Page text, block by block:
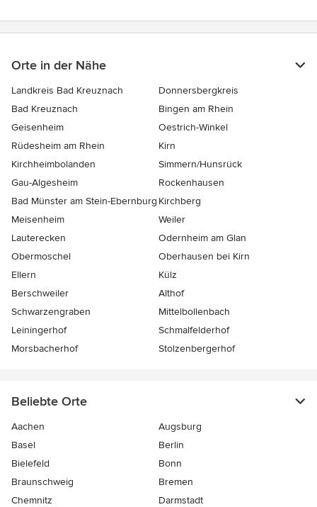
Orte in der Nähe
Landkreis Bad Kreuznach
Donnersbergkreis
Bad Kreuznach
Bingen am Rhein
Geisenheim
Oestrich-Winkel
Rüdesheim am Rhein
Kirn
Kirchheimbolanden
Simmern/Hunsrück
Gau-Algesheim
Rockenhausen
Bad Münster am Stein-Ebernburg Kirchberg
Meisenheim
Weiler
Lauterecken
Odernheim am Glan
Obermoschel
Oberhausen bei Kirn
Ellern
Külz
Berschweiler
Althof
Schwarzengraben
Mittelbollenbach
Leiningerhof
Schmalfelderhof
Morsbacherhof
Stolzenbergerhof
Beliebte Orte
Aachen
Augsburg
Basel
Berlin
Bielefeld
Bonn
Braunschweig
Bremen
Chemnitz
Darmstadt